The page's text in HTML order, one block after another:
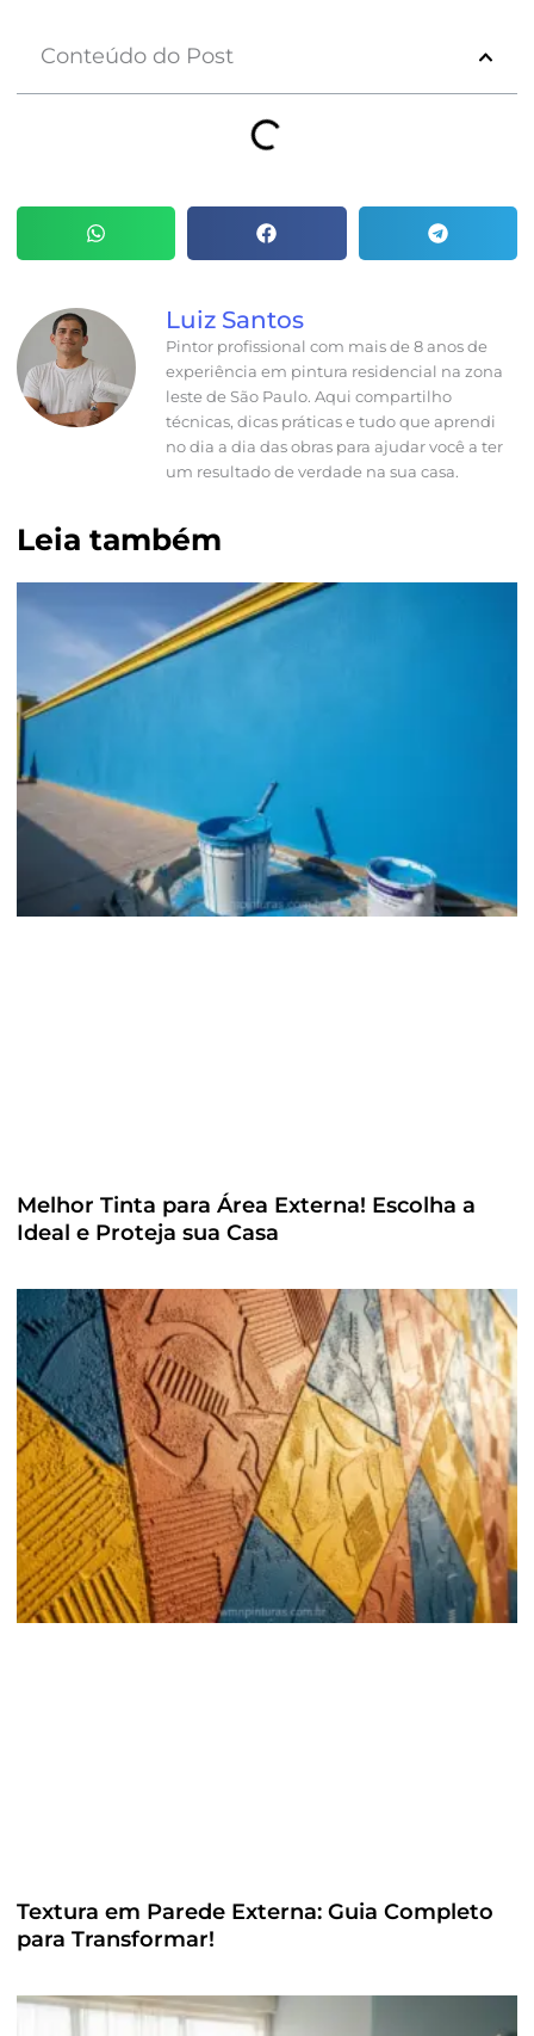
Conteúdo do Post
Luiz Santos
Pintor profissional com mais de 8 anos de
experiência em pintura residencial na zona
leste de São Paulo. Aqui compartilho
técnicas, dicas práticas e tudo que aprendi
no dia a dia das obras para ajudar você a ter
um resultado de verdade na sua casa.
Leia também
Melhor Tinta para Área Externa! Escolha a
Ideal e Proteja sua Casa
Textura em Parede Externa: Guia Completo
para Transformar!